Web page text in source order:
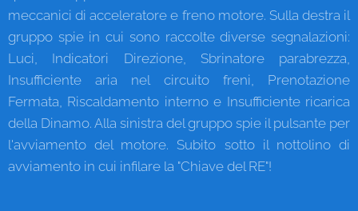
meccanici di acceleratore e freno motore. Sulla destra il
gruppo spie in cui sono raccolte diverse segnalazioni:
Luci, Indicatori Direzione, Sbrinatore parabrezza,
Insufficiente aria nel circuito freni, Prenotazione
Fermata, Riscaldamento interno e Insufficiente ricarica
della Dinamo. Alla sinistra del gruppo spie il pulsante per
l'avviamento del motore. Subito sotto il nottolino di
avviamento in cui infilare la "Chiave del RE"!